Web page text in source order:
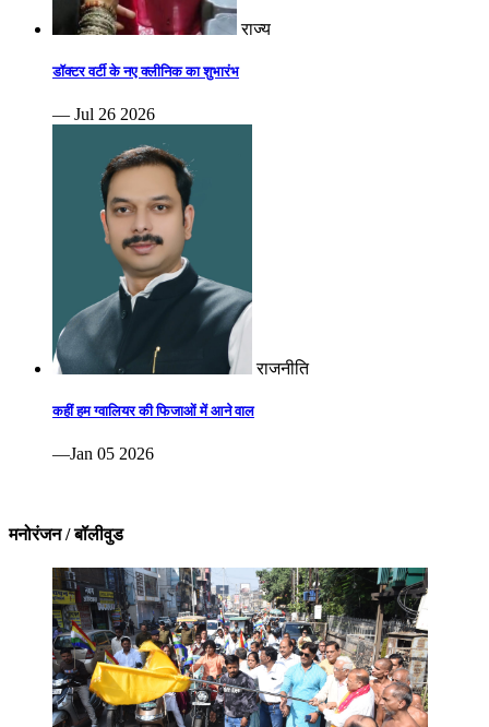
राज्य
डॉक्टर वर्टी के नए क्लीनिक का शुभारंभ
— Jul 26 2026
राजनीति
कहीं हम ग्वालियर की फिजाओं में आने वाल
—Jan 05 2026
मनोरंजन / बॉलीवुड